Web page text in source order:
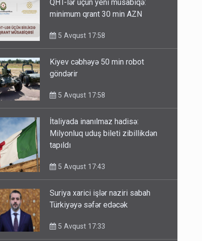
QHT-lər üçün yeni müsabiqə:
Kiyev cəbhəyə 50 min robot
İtaliyada inanılmaz hadisə:
Milyonluq uduş bileti zibillikdən
Suriya xarici işlər naziri sabah